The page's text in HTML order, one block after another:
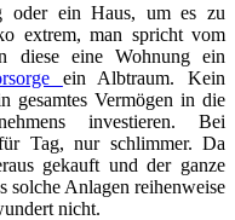
oder ein Haus, um es zu
extrem, man spricht vom
diese eine Wohnung ein
ein Albtraum. Kein
gesamtes Vermögen in die
investieren. Bei
Tag, nur schlimmer. Da
gekauft und der ganze
solche Anlagen reihenweise
nicht.